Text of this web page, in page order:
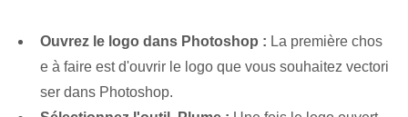
Ouvrez le logo dans Photoshop : La première chos
e à faire est d'ouvrir le logo que vous souhaitez vectori
ser dans Photoshop.